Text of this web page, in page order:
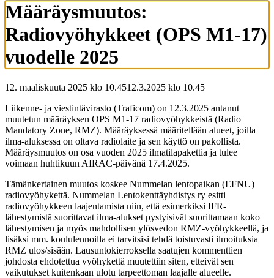
Määräysmuutos:
Radiovyöhykkeet (OPS M1-17)
vuodelle 2025
12. maaliskuuta 2025 klo 10.4512.3.2025 klo 10.45
Liikenne- ja viestintävirasto (Traficom) on 12.3.2025 antanut
muutetun määräyksen OPS M1-17 radiovyöhykkeistä (Radio
Mandatory Zone, RMZ). Määräyksessä määritellään alueet, joilla
ilma-aluksessa on oltava radiolaite ja sen käyttö on pakollista.
Määräysmuutos on osa vuoden 2025 ilmatilapakettia ja tulee
voimaan huhtikuun AIRAC-päivänä 17.4.2025.
Tämänkertainen muutos koskee Nummelan lentopaikan (EFNU)
radiovyöhykettä. Nummelan Lentokenttäyhdistys ry esitti
radiovyöhykkeen laajentamista niin, että esimerkiksi IFR-
lähestymistä suorittavat ilma-alukset pystyisivät suorittamaan koko
lähestymisen ja myös mahdollisen ylösvedon RMZ-vyöhykkeellä, ja
lisäksi mm. koululennoilla ei tarvitsisi tehdä toistuvasti ilmoituksia
RMZ ulos/sisään. Lausuntokierroksella saatujen kommenttien
johdosta ehdotettua vyöhykettä muutettiin siten, etteivät sen
vaikutukset kuitenkaan ulotu tarpeettoman laajalle alueelle.